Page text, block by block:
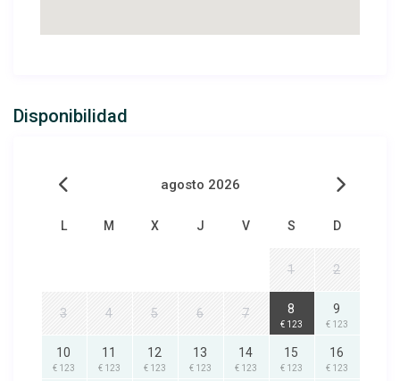
Disponibilidad
agosto 2026
L M X J V S D
1 2
3 4 5 6 7 8
€ 123
9
€ 123
10
€ 123
11
€ 123
12
€ 123
13
€ 123
14
€ 123
15
€ 123
16
€ 123